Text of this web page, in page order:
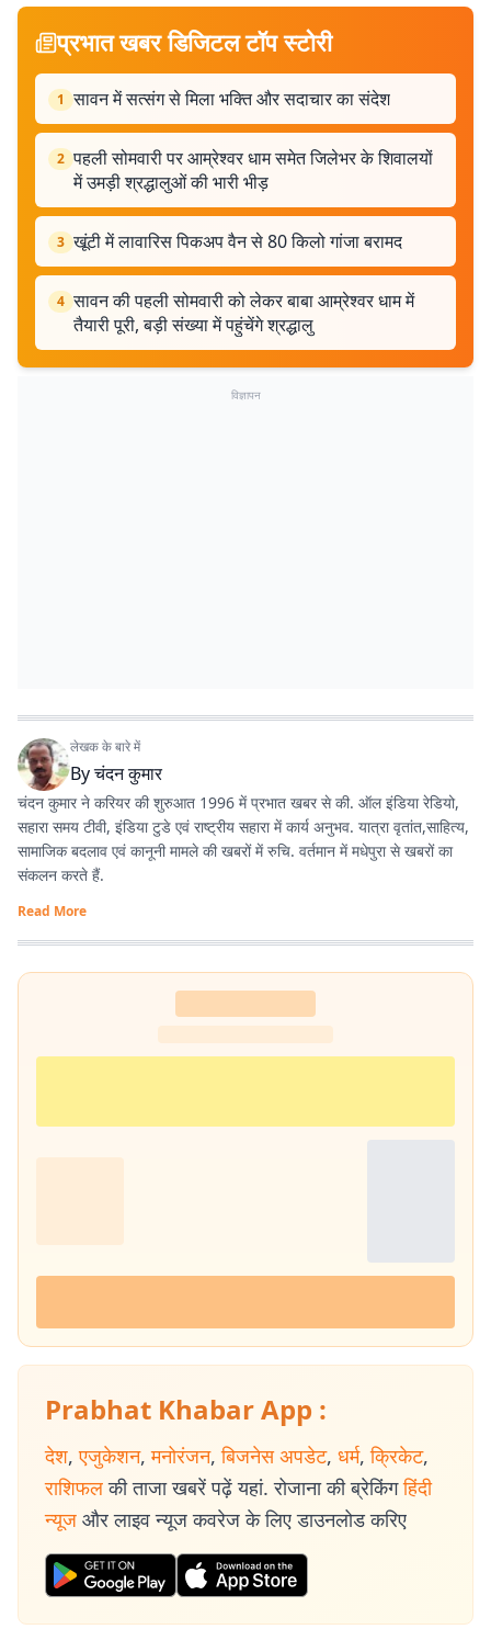
प्रभात खबर डिजिटल टॉप स्टोरी
1 सावन में सत्संग से मिला भक्ति और सदाचार का संदेश
2 पहली सोमवारी पर आम्रेश्वर धाम समेत जिलेभर के शिवालयों
में उमड़ी श्रद्धालुओं की भारी भीड़
3 खूंटी में लावारिस पिकअप वैन से 80 किलो गांजा बरामद
4 सावन की पहली सोमवारी को लेकर बाबा आम्रेश्वर धाम में
तैयारी पूरी, बड़ी संख्या में पहुंचेंगे श्रद्धालु
विज्ञापन
लेखक के बारे में
Byचंदन कुमार
चंदन कुमार ने करियर की शुरुआत 1996 में प्रभात खबर से की. ऑल इंडिया रेडियो,
सहारा समय टीवी, इंडिया टुडे एवं राष्ट्रीय सहारा में कार्य अनुभव. यात्रा वृतांत,साहित्य,
सामाजिक बदलाव एवं कानूनी मामले की खबरों में रुचि. वर्तमान में मधेपुरा से खबरों का
संकलन करते हैं.
Read More
Prabhat Khabar App :
देश, एजुकेशन, मनोरंजन, बिजनेस अपडेट, धर्म, क्रिकेट,
राशिफल की ताजा खबरें पढ़ें यहां. रोजाना की ब्रेकिंग हिंदी
न्यूज और लाइव न्यूज कवरेज के लिए डाउनलोड करिए